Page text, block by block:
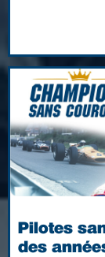
Pilotes
des